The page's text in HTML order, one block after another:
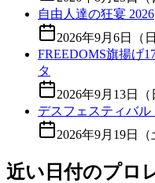
自由人達の狂宴 2026
2026年9月6日（日
FREEDOMS旗揚げ
タ
2026年9月13日（
デスフェスティバ
2026年9月19日（
近い日付のプロ